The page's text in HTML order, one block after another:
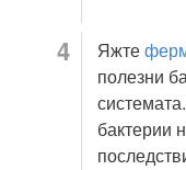
Яжте
полезни
бактерии